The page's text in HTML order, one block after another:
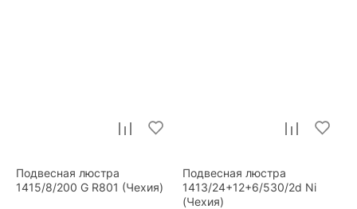
Подвесная люстра
1415/8/200 G R801 (Чехия)
Подвесная люстра
1413/24+12+6/530/2d Ni
(Чехия)